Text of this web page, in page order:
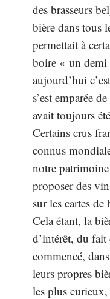
des brasseurs
bière dans tous
permettait à
boire « un demi
aujourd’hui
s’est emparée
avait toujours
Certains crus
connus
notre
proposer des
sur les cartes de
Cela étant, la
d’intérêt, du fait
commencé,
leurs propres
les plus